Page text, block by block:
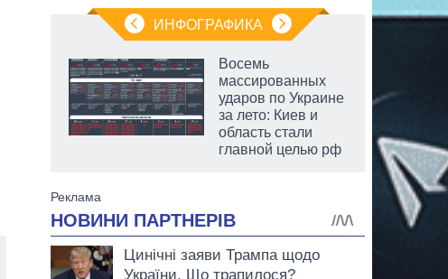
ИНФОГРАФИКА
Восемь
массированных
ударов по Украине
за лето: Киев и
область стали
главной целью рф